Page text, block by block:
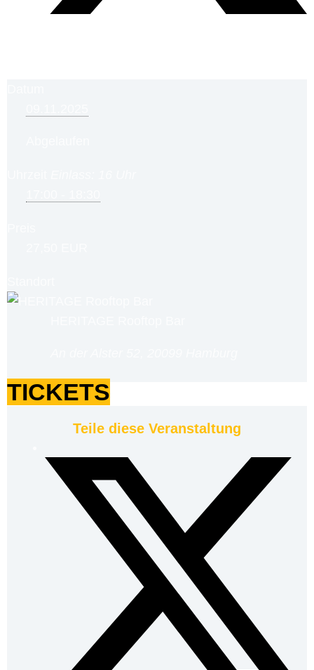
TICKETS
Teile diese Veranstaltung